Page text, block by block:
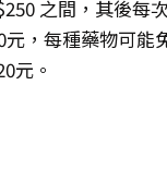
之間，其後每
元，每種藥物可能
元。